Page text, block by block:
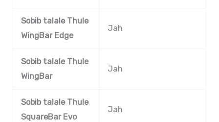
Sobib talale Thule
WingBar Edge
Jah
Sobib talale Thule
WingBar
Jah
Sobib talale Thule
SquareBar Evo
Jah